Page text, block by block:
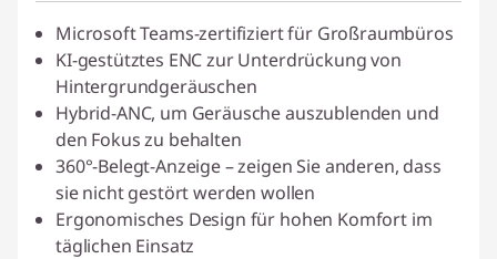
Microsoft Teams-zertifiziert für Großraumbüros
KI-gestütztes ENC zur Unterdrückung von
Hintergrundgeräuschen
Hybrid-ANC, um Geräusche auszublenden und
den Fokus zu behalten
360°-Belegt-Anzeige – zeigen Sie anderen, dass
sie nicht gestört werden wollen
Ergonomisches Design für hohen Komfort im
täglichen Einsatz